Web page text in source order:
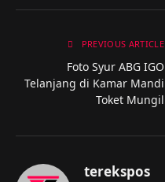
PREVIOUS ARTICLE
Foto Syur ABG IGO
Telanjang di Kamar Mandi
Toket Mungil
terekspos